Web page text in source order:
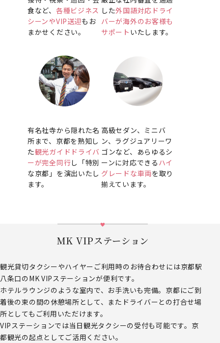
食など、 各種ビジネス
シーンやVIP送迎もお
まかせください。
した外国語対応ドライ
バーが海外のお客様も
サポート いたします。
有名社寺から隠れた名
所まで、京都を熟知し
た観光ガイドドライバ
ーが完全同行し「特別
な京都」を演出いたし
ます。
高級セダン、ミニバ
ン、ラグジュアリーワ
ゴンなど、あらゆるシ
ーンに対応できる ハイ
グレードな車両を取り
揃えています。
MK VIPステーション
観光貸切タクシーやハイヤーご利用時のお待合わせには京都駅
八条口のMK VIPステーションが便利です。
ホテルラウンジのような室内で、お手洗いも完備。京都にご到
着後の束の間の休憩場所として、またドライバーとの打合せ場
所としてもご利用いただけます。
VIPステーションでは当日観光タクシーの受付も可能です。京
都観光の起点としてご活用ください。